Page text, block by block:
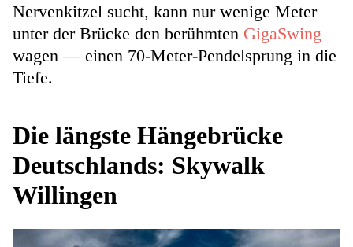
Nervenkitzel sucht, kann nur wenige Meter
unter der Brücke den berühmten GigaSwing
wagen — einen 70-Meter-Pendelsprung in die
Tiefe.
Die längste Hängebrücke
Deutschlands: Skywalk
Willingen